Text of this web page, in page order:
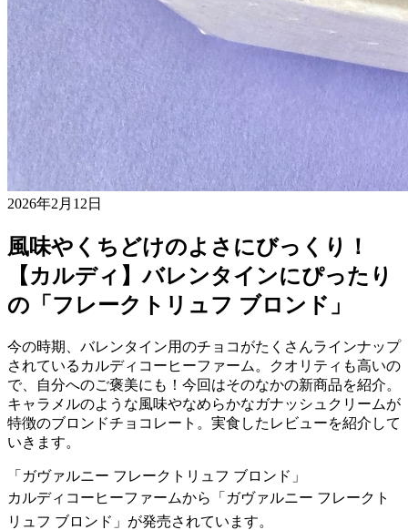
2026年2月12日
風味やくちどけのよさにびっくり！
【カルディ】バレンタインにぴったり
の「フレークトリュフ ブロンド」
今の時期、バレンタイン用のチョコがたくさんラインナップ
されているカルディコーヒーファーム。クオリティも高いの
で、自分へのご褒美にも！今回はそのなかの新商品を紹介。
キャラメルのような風味やなめらかなガナッシュクリームが
特徴のブロンドチョコレート。実食したレビューを紹介して
いきます。
「ガヴァルニー フレークトリュフ ブロンド」
カルディコーヒーファームから「ガヴァルニー フレークト
リュフ ブロンド」が発売されています。